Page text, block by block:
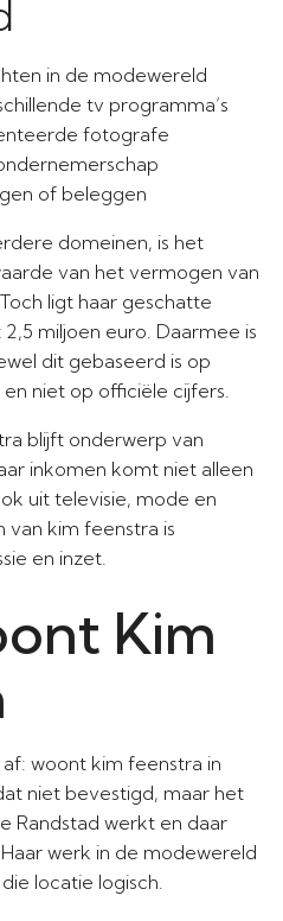
in de modewereld
tv programma’s
fotografe
of beleggen
domeinen, is het
van het vermogen van
ligt haar geschatte
miljoen euro. Daarmee is
dit gebaseerd is op
niet op officiële cijfers.
blijft onderwerp van
inkomen komt niet alleen
uit televisie, mode en
kim feenstra is
en inzet.
Kim
woont kim feenstra in
niet bevestigd, maar het
Randstad werkt en daar
werk in de modewereld
locatie logisch.